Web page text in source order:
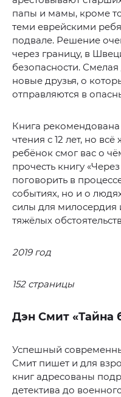
папы и мамы, кроме
теми еврейскими
подвале. Решение
через границу, в
безопасности.
новые друзья, о
отправляются в
Книга рекомендована
чтения с 12 лет, но
ребёнок смог вас о
прочесть книгу
поговорить в
событиях, но и о
силы для
тяжёлых
2019 год
152 страницы
Дэн Смит «Тайна
Успешный
Смит пишет и для
книг адресованы
детектива до